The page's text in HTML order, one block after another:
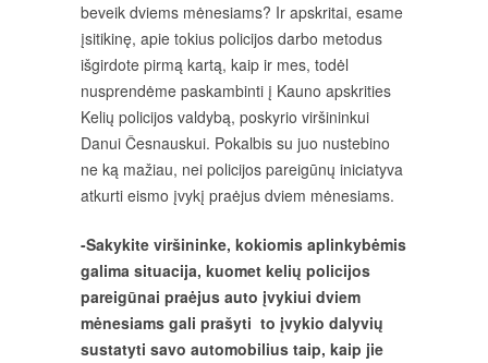
beveik dviems mėnesiams? Ir apskritai, esame
įsitikinę, apie tokius policijos darbo metodus
išgirdote pirmą kartą, kaip ir mes, todėl
nusprendėme paskambinti į Kauno apskrities
Kelių policijos valdybą, poskyrio viršininkui
Danui Česnauskui. Pokalbis su juo nustebino
ne ką mažiau, nei policijos pareigūnų iniciatyva
atkurti eismo įvykį praėjus dviem mėnesiams.
-Sakykite viršininke, kokiomis aplinkybėmis
galima situacija, kuomet kelių policijos
pareigūnai praėjus auto įvykiui dviem
mėnesiams gali prašyti to įvykio dalyvių
sustatyti savo automobilius taip, kaip jie